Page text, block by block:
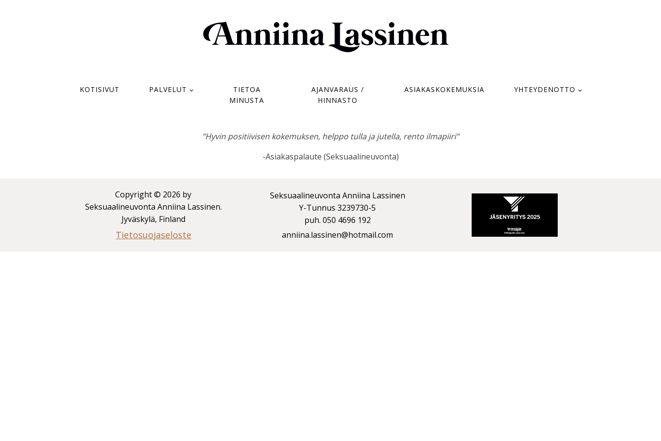
Anniina Lassinen
KOTISIVUT PALVELUT
TIETOA
MINUSTA
AJANVARAUS /
HINNASTO
ASIAKASKOKEMUKSIA YHTEYDENOTTO
’’Hyvin positiivisen kokemuksen, helppo tulla ja jutella, rento ilmapiiri’’
-Asiakaspalaute (Seksuaalineuvonta)
Copyright © 2026 by
Seksuaalineuvonta Anniina Lassinen.
Jyväskylä, Finland
Tietosuojaseloste
Seksuaalineuvonta Anniina Lassinen
Y-Tunnus 3239730-5
puh. 050 4696 192
anniina.lassinen@hotmail.com